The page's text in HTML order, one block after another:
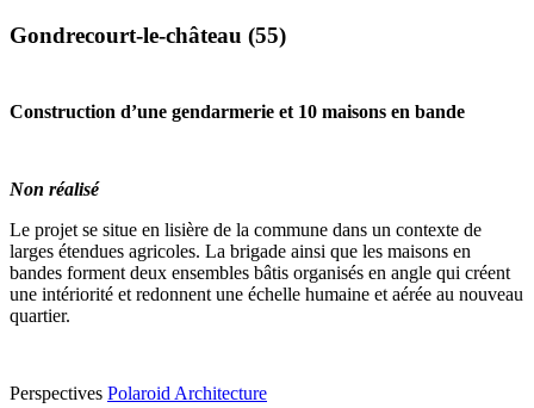
Gondrecourt-le-château (55)
Construction d’une gendarmerie et 10 maisons en bande
Non réalisé
Le projet se situe en lisière de la commune dans un contexte de
larges étendues agricoles. La brigade ainsi que les maisons en
bandes forment deux ensembles bâtis organisés en angle qui créent
une intériorité et redonnent une échelle humaine et aérée au nouveau
quartier.
Perspectives Polaroid Architecture